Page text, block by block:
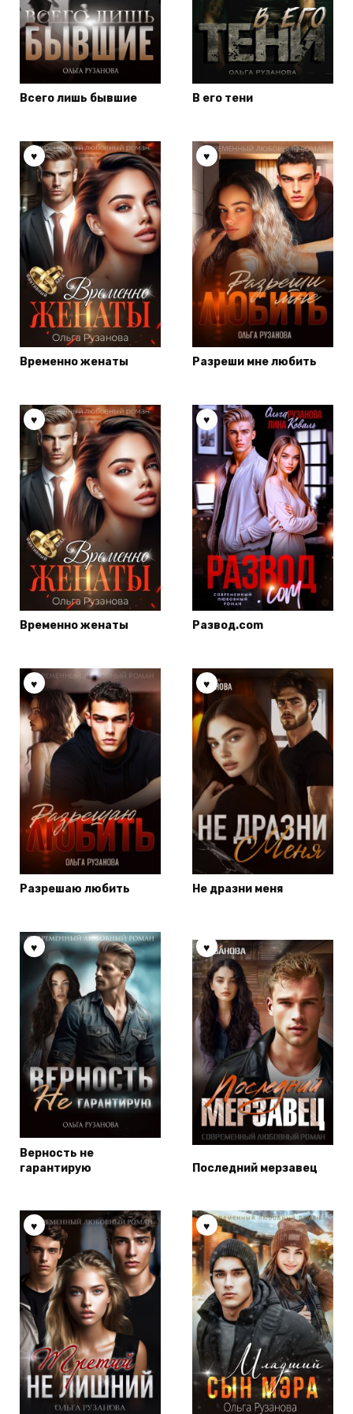
Всего лишь бывшие В его тени
Временно женаты Разреши мне любить
Временно женаты Развод.com
Разрешаю любить Не дразни меня
Верность не
гарантирую
Последний мерзавец